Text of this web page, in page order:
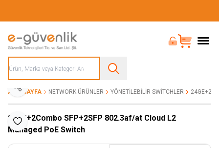
Bayi Girişi
Sepet
ANA SAYFA NETWORK ÜRÜNLER YÖNETILEBILIR SWITCHLER
Favoriye Ekle
Paylaş
24GE+2Combo SFP+2SFP 802.3af/at Cloud L2
Managed PoE Switch